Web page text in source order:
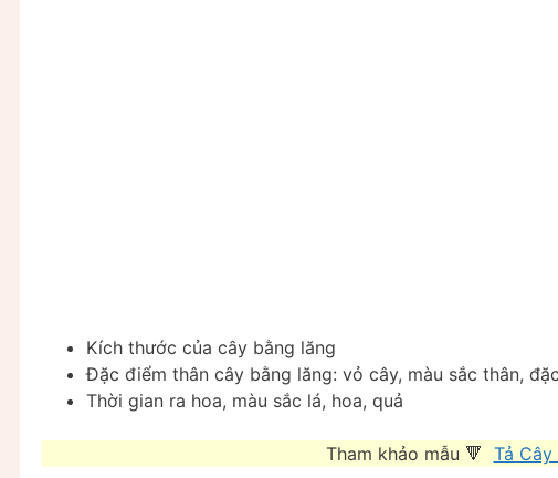
Kích thước của cây bằng lăng
Đặc điểm thân cây bằng lăng: vỏ cây, màu sắc thân,
Thời gian ra hoa, màu sắc lá, hoa, quả
Tham khảo mẫu 🔻 Tả Cây